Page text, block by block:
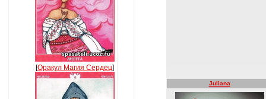
[Оракул Магия Сердец]
Juliana